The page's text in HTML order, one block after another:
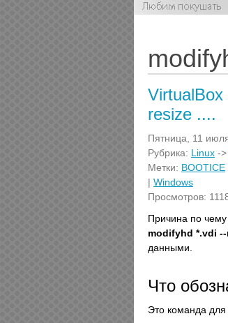
VirtualBox
resize ....
Пятница, 11
Рубрика: Linux ->
Метки: BOOTICE
| Windows
Просмотров:
Причина по чему
modifyhd *.vdi --
данными.
Что
Это команда для